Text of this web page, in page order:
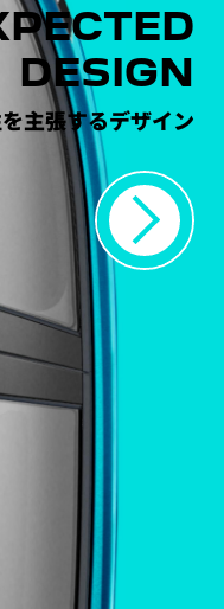
DESIGN
主張するデザイン